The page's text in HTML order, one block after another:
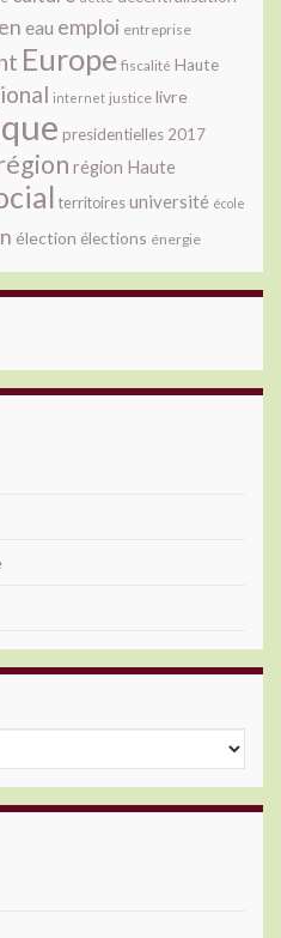
eau emploi entreprise
Europe fiscalité Haute
internet justice livre
presidentielles 2017
région Haute
territoiresuniversité école
élection élections énergie